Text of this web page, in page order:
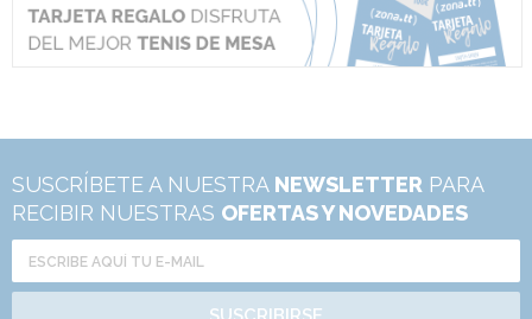
SUSCRÍBETE A NUESTRA NEWSLETTER PARA
RECIBIR NUESTRAS OFERTAS Y NOVEDADES